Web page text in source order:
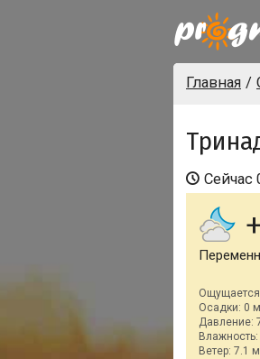
Главная
Сейчас
Осадки: 0
Давление:
Влажность:
Ветер: 7.1